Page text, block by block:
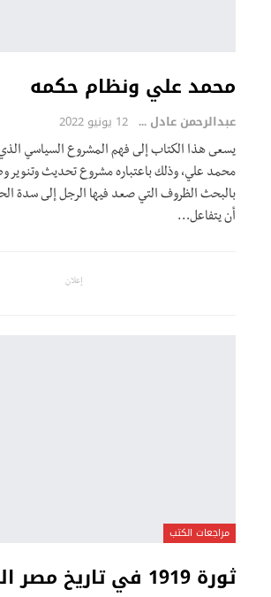
محمد علي ونظام حكمه
عبدالرحمن عادل 12 يونيو 2022
يسعى هذا الكتاب إلى فهم المشروع السياسي
محمد علي، وذلك باعتباره مشروع تحديث وتنوير
بالبحث الظروف التي صعد فيها الرجل إلى سدة
أن يتفاعل…
إعلان
مراجعات الكتب
ثورة 1919 في تاريخ مصر المُعاصر